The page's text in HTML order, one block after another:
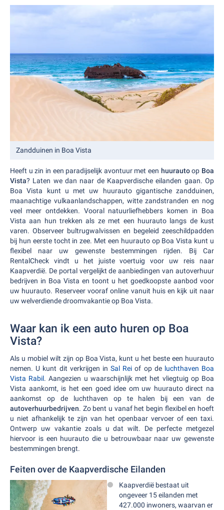
Zandduinen in Boa Vista
Heeft u zin in een paradijselijk avontuur met een huurautoop Boa
Vista? Laten we dan naar de Kaapverdische eilanden gaan. Op
Boa Vista kunt u met uw huurauto gigantische zandduinen,
maanachtige vulkaanlandschappen, witte zandstranden en nog
veel meer ontdekken. Vooral natuurliefhebbers komen in Boa
Vista aan hun trekken als ze met een huurauto langs de kust
varen. Observeer bultrugwalvissen en begeleid zeeschildpadden
bij hun eerste tocht in zee. Met een huurauto op Boa Vista kunt u
flexibel naar uw gewenste bestemmingen rijden. Bij Car
RentalCheck vindt u het juiste voertuig voor uw reis naar
Kaapverdië. De portal vergelijkt de aanbiedingen van autoverhuur
bedrijven in Boa Vista en toont u het goedkoopste aanbod voor
uw huurauto. Reserveer vooraf online vanuit huis en kijk uit naar
uw welverdiende droomvakantie op Boa Vista.
Waar kan ik een auto huren op Boa
Vista?
Als u mobiel wilt zijn op Boa Vista, kunt u het beste een huurauto
nemen. U kunt dit verkrijgen in Sal Rei of op de luchthaven Boa
Vista Rabil. Aangezien u waarschijnlijk met het vliegtuig op Boa
Vista aankomt, is het een goed idee om uw huurauto direct na
aankomst op de luchthaven op te halen bij een van de
autoverhuurbedrijven. Zo bent u vanaf het begin flexibel en hoeft
u niet afhankelijk te zijn van het openbaar vervoer of een taxi.
Ontwerp uw vakantie zoals u dat wilt. De perfecte metgezel
hiervoor is een huurauto die u betrouwbaar naar uw gewenste
bestemmingen brengt.
Feiten over de Kaapverdische Eilanden
Kaapverdië bestaat uit
ongeveer 15 eilanden met
427.000 inwoners, waarvan er